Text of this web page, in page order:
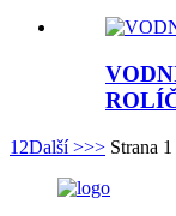
1 2Další >>> Strana